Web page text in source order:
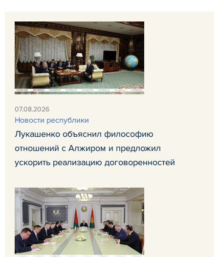
07.08.2026
Новости республики
Лукашенко объяснил философию
отношений с Алжиром и предложил
ускорить реализацию договоренностей